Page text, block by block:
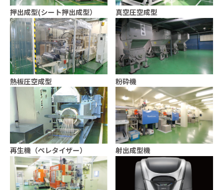
押出成型(シート押出成型） 真空圧空成型
熱板圧空成型 粉砕機
再生機（ペレタイザー） 射出成型機